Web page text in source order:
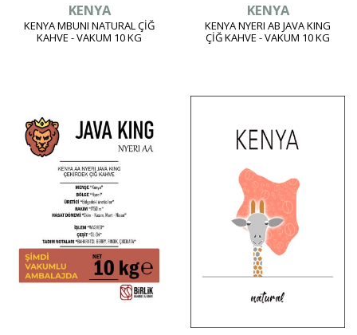
KENYA
KENYA MBUNI NATURAL ÇİĞ
KAHVE - VAKUM 10 KG
KENYA
KENYA NYERI AB JAVA KING
ÇİĞ KAHVE - VAKUM 10 KG